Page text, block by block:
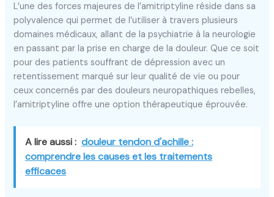
L’une des forces majeures de l’amitriptyline réside dans sa
polyvalence qui permet de l’utiliser à travers plusieurs
domaines médicaux, allant de la psychiatrie à la neurologie
en passant par la prise en charge de la douleur. Que ce soit
pour des patients souffrant de dépression avec un
retentissement marqué sur leur qualité de vie ou pour
ceux concernés par des douleurs neuropathiques rebelles,
l’amitriptyline offre une option thérapeutique éprouvée.
A lire aussi : douleur tendon d'achille :
comprendre les causes et les traitements
efficaces